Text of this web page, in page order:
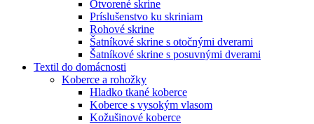
Otvorené skrine
Príslušenstvo ku skriniam
Rohové skrine
Šatníkové skrine s otočnými dverami
Šatníkové skrine s posuvnými dverami
Textil do domácnosti
Koberce a rohožky
Hladko tkané koberce
Koberce s vysokým vlasom
Kožušinové koberce